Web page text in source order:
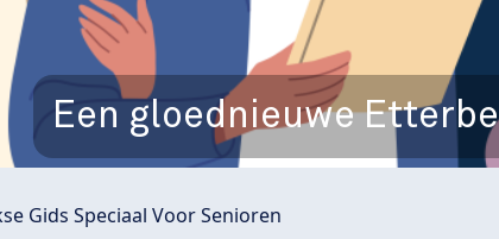
Een gloednieuwe
Gids Speciaal Voor Senioren